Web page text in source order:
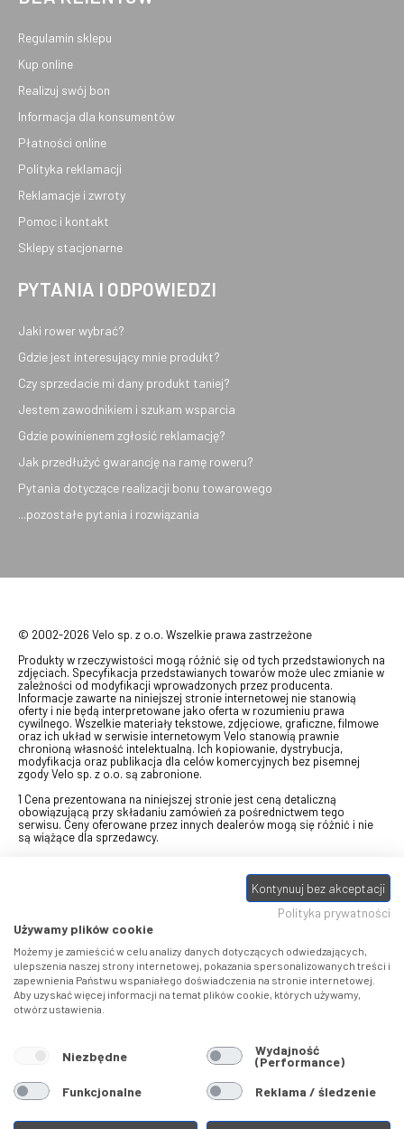
Regulamin sklepu
Kup online
Realizuj swój bon
Informacja dla konsumentów
Płatności online
Polityka reklamacji
Reklamacje i zwroty
Pomoc i kontakt
Sklepy stacjonarne
PYTANIA I ODPOWIEDZI
Jaki rower wybrać?
Gdzie jest interesujący mnie produkt?
Czy sprzedacie mi dany produkt taniej?
Jestem zawodnikiem i szukam wsparcia
Gdzie powinienem zgłosić reklamację?
Jak przedłużyć gwarancję na ramę roweru?
Pytania dotyczące realizacji bonu towarowego
...pozostałe pytania i rozwiązania
© 2002-2026 Velo sp. z o.o. Wszelkie prawa zastrzeżone
Produkty w rzeczywistości mogą różnić się od tych przedstawionych na
zdjęciach. Specyfikacja przedstawianych towarów może ulec zmianie w
zależności od modyfikacji wprowadzonych przez producenta.
Informacje zawarte na niniejszej stronie internetowej nie stanowią
oferty i nie będą interpretowane jako oferta w rozumieniu prawa
cywilnego. Wszelkie materiały tekstowe, zdjęciowe, graficzne, filmowe
oraz ich układ w serwisie internetowym Velo stanowią prawnie
chronioną własność intelektualną. Ich kopiowanie, dystrybucja,
modyfikacja oraz publikacja dla celów komercyjnych bez pisemnej
zgody Velo sp. z o.o. są zabronione.
1 Cena prezentowana na niniejszej stronie jest ceną detaliczną
obowiązującą przy składaniu zamówień za pośrednictwem tego
serwisu. Ceny oferowane przez innych dealerów mogą się różnić i nie
są wiążące dla sprzedawcy.
swój bon" na towary z oferty VELO, aktualnie dostępnej na stronie
, w ramach sprzedaży premiowej. Dowiedz się jak
stronie promocji. Prezentowana wartość
eBonu uwzględnia fakt wyrażenia - w procesie rejestracji w Panelu
klienta- zgody na otrzymywanie drogą mailową informacji handlowo-
marketingowe, np. newsletter rowerowy. W przypadku braku zgody
wartość eBonu zostanie obniżona o 10 zł.
Pamiętaj, że eBony za produkty SIDI dotyczą zakupów w sklepach
SIDI Center, produkty Castelli zakupów w placówkach tworzących
Castelli Center.
Kontynuuj bez akceptacji
Polityka prywatności
Używamy plików cookie
Możemy je zamieścić w celu analizy danych dotyczących odwiedzających,
ulepszenia naszej strony internetowej, pokazania spersonalizowanych treści i
zapewnienia Państwu wspaniałego doświadczenia na stronie internetowej.
Aby uzyskać więcej informacji na temat plików cookie, których używamy,
otwórz ustawienia.
Niezbędne Wydajność
(Performance)
Funkcjonalne
Reklama / śledzenie